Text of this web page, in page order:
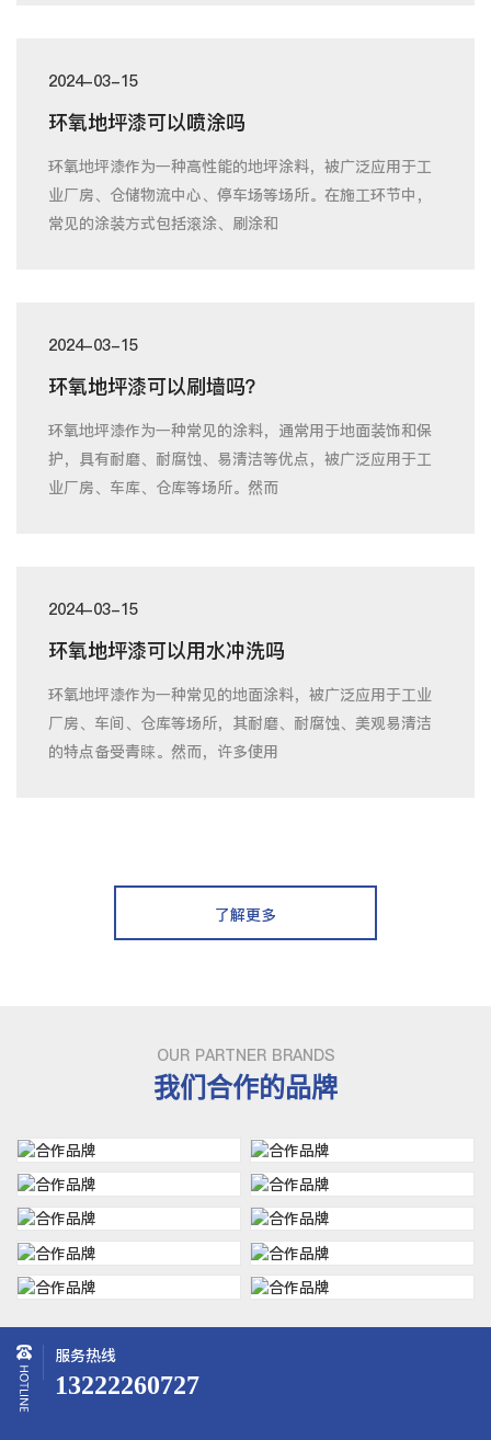
2024-03-15
环氧地坪漆可以喷涂吗
环氧地坪漆作为一种高性能的地坪涂料，被广泛应用于工
业厂房、仓储物流中心、停车场等场所。在施工环节中，
常见的涂装方式包括滚涂、刷涂和
2024-03-15
环氧地坪漆可以刷墙吗？
环氧地坪漆作为一种常见的涂料，通常用于地面装饰和保
护，具有耐磨、耐腐蚀、易清洁等优点，被广泛应用于工
业厂房、车库、仓库等场所。然而
2024-03-15
环氧地坪漆可以用水冲洗吗
环氧地坪漆作为一种常见的地面涂料，被广泛应用于工业
厂房、车间、仓库等场所，其耐磨、耐腐蚀、美观易清洁
的特点备受青睐。然而，许多使用
了解更多
OUR PARTNER BRANDS
我们合作的品牌
服务热线
13222260727